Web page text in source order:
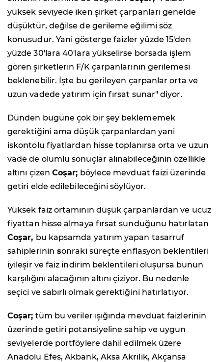
yüksek seviyede iken şirket çarpanları genelde
düşüktür, değilse de gerileme eğilimi söz
konusudur. Yani gösterge faizler yüzde 15'den
yüzde 30'lara 40'lara yükselirse borsada işlem
gören şirketlerin F/K çarpanlarının gerilemesi
beklenebilir. İşte bu gerileyen çarpanlar orta ve
uzun vadede yatırım için fırsat sunar" diyor.
Dünden bugüne çok bir şey beklememek
gerektiğini ama düşük çarpanlardan yani
iskontolu fiyatlardan hisse toplanırsa orta ve uzun
vade de olumlu sonuçlar alınabileceğinin özellikle
altını çizenCoşar; böylece mevduat faizi üzerinde
getiri elde edilebileceğini söylüyor.
Yüksek faiz ortamının düşük çarpanlardan ve ucuz
fiyattan hisse almaya fırsat sunduğunu hatırlatan
Coşar, bu kapsamda yatırım yapan tasarruf
sahiplerinin sonraki süreçte enflasyon beklentileri
iyileşir ve faiz indirim beklentileri oluşursa bunun
karşılığını alacağının altını çiziyor. Bu nedenle
seçici ve sabırlı olmak gerektiğini hatırlatıyor.
Coşar; tüm bu veriler ışığında mevduat faizlerinin
üzerinde getiri potansiyeline sahip ve uygun
seviyelerde portföylere dahil edilmek üzere
Anadolu Efes, Akbank, Aksa Akrilik, Akçansa